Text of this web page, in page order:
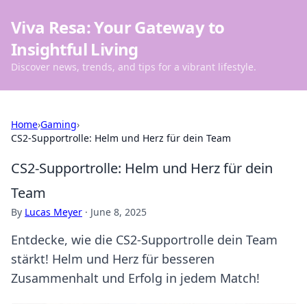
Viva Resa: Your Gateway to
Insightful Living
Discover news, trends, and tips for a vibrant lifestyle.
Home›Gaming›
CS2-Supportrolle: Helm und Herz für dein Team
CS2-Supportrolle: Helm und Herz für dein
Team
By Lucas Meyer · June 8, 2025
Entdecke, wie die CS2-Supportrolle dein Team
stärkt! Helm und Herz für besseren
Zusammenhalt und Erfolg in jedem Match!